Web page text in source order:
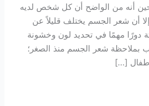
في حين أنه من الواضح أن كل شخص لديه
أن شعر الجسم يختلف قليلاً عن
دورًا مهمًا في تحديد لون وخشونة
بملاحظة شعر الجسم منذ الصغر؛
[…]